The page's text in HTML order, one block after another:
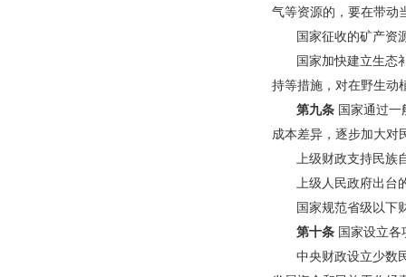
气等资源的，要在带动
国家征收的矿产资
国家加快建立生态
持等措施，对在野生动
第九条 国家通过
成本差异，逐步加大对
上级财政支持民
上级人民政府出
国家规范省级以下
第十条 国家设立
中央财政设立少数